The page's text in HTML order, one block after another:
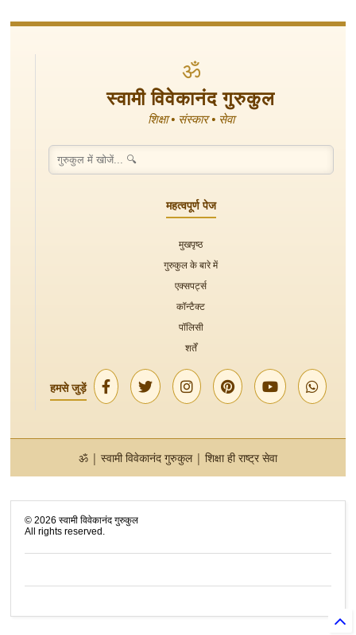
ॐ
स्वामी विवेकानंद गुरुकुल
शिक्षा • संस्कार • सेवा
महत्वपूर्ण पेज
मुखपृष्ठ
गुरुकुल के बारे में
एक्सपर्ट्स
कॉन्टैक्ट
पॉलिसी
शर्तें
हमसे जुड़ें
ॐ | स्वामी विवेकानंद गुरुकुल | शिक्षा ही राष्ट्र सेवा
©2026 स्वामी विवेकानंद गुरुकुल
All rights reserved.